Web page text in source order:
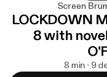
Screen
LOCKDOWN
8 with
8 min · 9